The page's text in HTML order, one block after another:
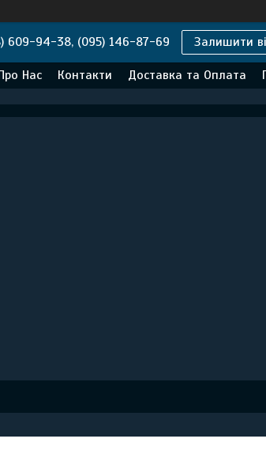
609-94-38, (095) 146-87-69 Залишити
Нас Контакти Доставка та Оплата